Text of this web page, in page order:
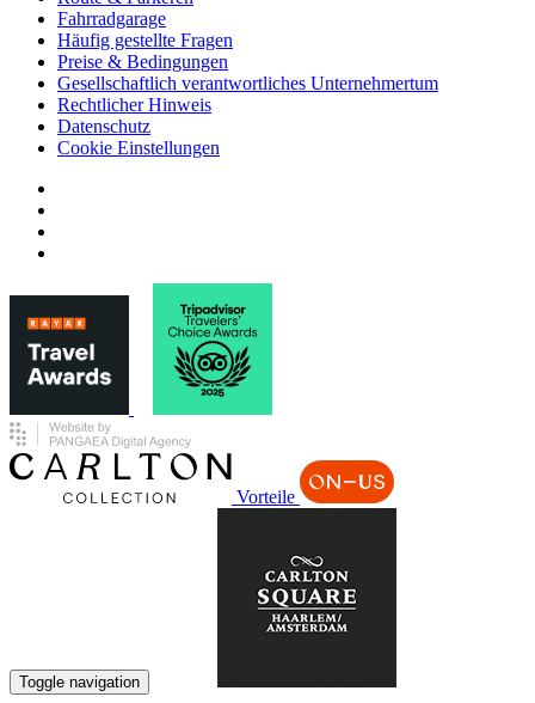
Fahrradgarage
Häufig gestellte Fragen
Preise & Bedingungen
Gesellschaftlich verantwortliches Unternehmertum
Rechtlicher Hinweis
Datenschutz
Cookie Einstellungen
Vorteile
Toggle navigation